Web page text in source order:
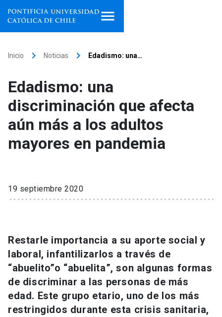
Facultades, escuelas e
institutos
Investigación
Información para keyboard_arrow_down
Futuros estudiantes
Estudiantes
Go to english site launch
ACCESOS DIRECTOS
Inicio keyboard_arrow_right Noticias keyboard_arrow_right Edadismo: una…
Edadismo: una
discriminación que afecta
aún más a los adultos
mayores en pandemia
19 septiembre 2020
Restarle importancia a su aporte social y
laboral, infantilizarlos a través de
“abuelito”o “abuelita”, son algunas formas
de discriminar a las personas de más
edad. Este grupo etario, uno de los más
restringidos durante esta crisis sanitaria,